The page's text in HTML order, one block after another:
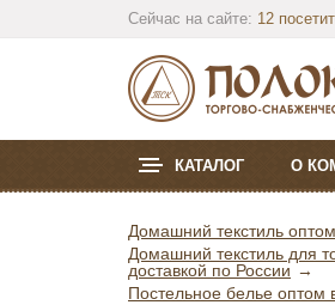
Сейчас на сайте: 12
КАТАЛОГ О
Домашний текстиль оптом
Домашний текстиль для
доставкой по России
Постельное белье оптом